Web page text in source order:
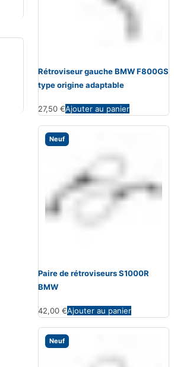
Rétroviseur gauche BMW F800GS
type origine adaptable
27,50€Ajouter au panier
Neuf
Paire de rétroviseurs S1000R
BMW
42,00€Ajouter au panier
Neuf